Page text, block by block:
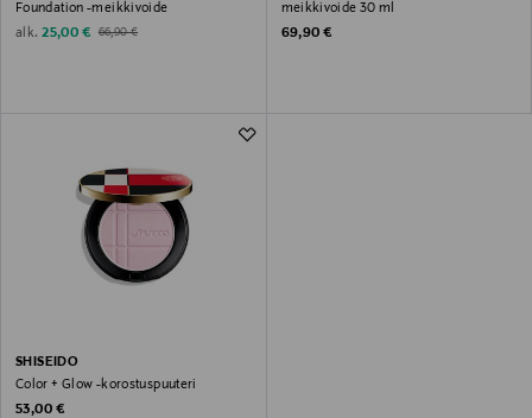
Foundation -meikkivoide
alk. Discounted Price
25,00 € Original Price
66,90 €
meikkivoide 30 ml
Original Price
69,90 €
SHISEIDO
Color + Glow -korostuspuuteri
Original Price
53,00 €